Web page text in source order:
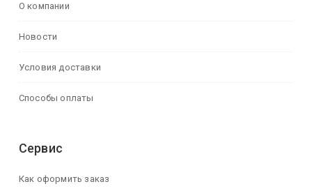
О компании
Новости
Условия доставки
Способы оплаты
Сервис
Как оформить заказ